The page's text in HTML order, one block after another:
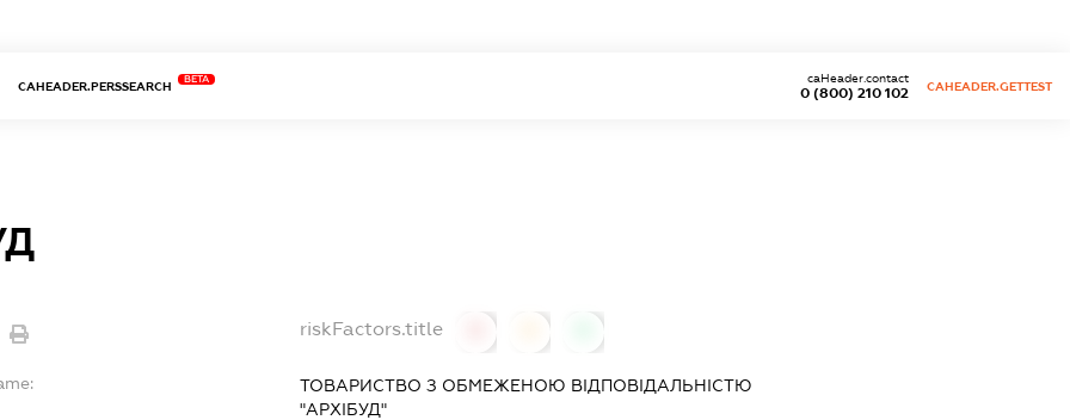
CAHEADER.PERSSEARCH
BETA
0 (800) 210 102
caHeader.contact
CAHEADER.GETTEST
riskFactors.title
ТОВАРИСТВО З ОБМЕЖЕНОЮ ВІДПОВІДАЛЬНІСТЮ
"АРХІБУД"